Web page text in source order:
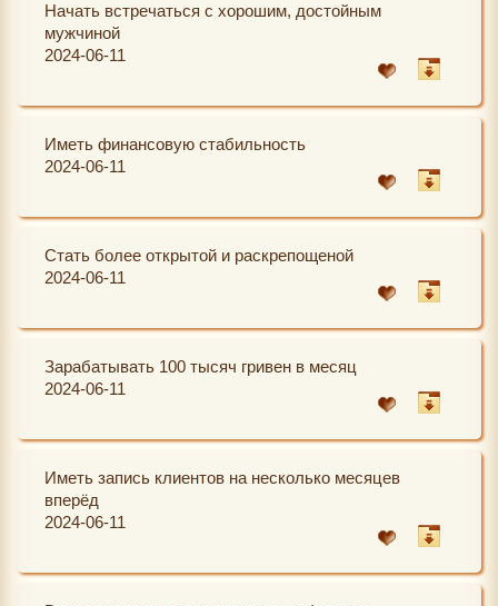
Начать встречаться с хорошим, достойным
мужчиной
2024-06-11
Иметь финансовую стабильность
2024-06-11
Стать более открытой и раскрепощеной
2024-06-11
Зарабатывать 100 тысяч гривен в месяц
2024-06-11
Иметь запись клиентов на несколько месяцев
вперёд
2024-06-11